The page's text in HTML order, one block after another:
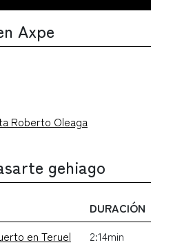
Axpe
Roberto Oleaga
gehiago
DURACIÓN
en Teruel
2:14min